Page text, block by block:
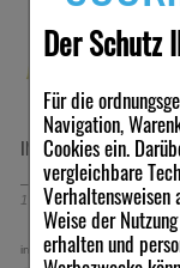
Der Schutz
Für die
Navigation,
Cookies ein.
vergleichbare
Verhaltensweisen
Weise der
erhalten und
INTACT Traubenzucker
1 Tabletten/ 40 g
inkl. MwSt zzgl.Versand